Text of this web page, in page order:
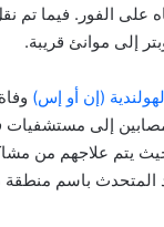
على الفور. فيما تم
إلى موانئ قريبة.
(إن أو إس)
إلى
يتم علاجهم من
المتحدث باسم منطقة